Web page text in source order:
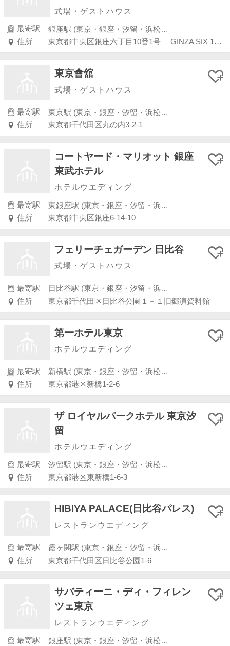
式場・ゲストハウス
最寄駅
銀座駅 (東京・銀座・汐留・浜松町・品川・上野・浅草)
住所
東京都中央区銀座六丁目10番1号 GINZA SIX 13階
東京會舘
式場・ゲストハウス
最寄駅
東京駅 (東京・銀座・汐留・浜松町・品川・上野・浅草)
住所
東京都千代田区丸の内3-2-1
コートヤード・マリオット 銀座
東武ホテル
ホテルウエディング
最寄駅
東銀座駅 (東京・銀座・汐留・浜松町・品川・上野・浅草)
住所
東京都中央区銀座6-14-10
フェリーチェガーデン 日比谷
式場・ゲストハウス
最寄駅
日比谷駅 (東京・銀座・汐留・浜松町・品川・上野・浅草)
住所
東京都千代田区日比谷公園１－１旧郷演資料館
第一ホテル東京
ホテルウエディング
最寄駅
新橋駅 (東京・銀座・汐留・浜松町・品川・上野・浅草)
住所
東京都港区新橋1-2-6
ザ ロイヤルパークホテル 東京汐
留
ホテルウエディング
最寄駅
汐留駅 (東京・銀座・汐留・浜松町・品川・上野・浅草)
住所
東京都港区東新橋1-6-3
HIBIYA PALACE(日比谷パレス)
レストランウエディング
最寄駅
霞ヶ関駅 (東京・銀座・汐留・浜松町・品川・上野・浅草)
住所
東京都千代田区日比谷公園1-6
サバティーニ・ディ・フィレン
ツェ東京
レストランウエディング
最寄駅
銀座駅 (東京・銀座・汐留・浜松町・品川・上野・浅草)